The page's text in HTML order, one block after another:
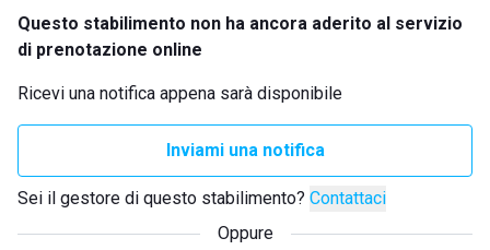
Questo stabilimento non ha ancora aderito al servizio
di prenotazione online
Ricevi una notifica appena sarà disponibile
Inviami una notifica
Sei il gestore di questo stabilimento? Contattaci
Oppure